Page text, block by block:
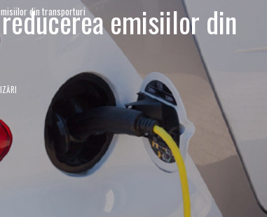
din transporturi
emisiilor din